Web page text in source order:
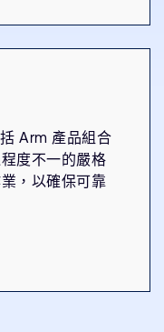
Arm 產品組合
度不一的嚴格
，以確保可靠